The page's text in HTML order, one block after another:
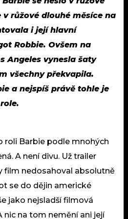
v růžové dlouhé měsíce na
i její hlavní
Robbie. Ovšem na
Angeles vynesla šaty
všechny překvapila.
a nejspíš právě tohle je
roli Barbie podle mnohých
A není divu. Už trailer
film nedosahoval absolutně
se do dějin americké
jako nejsladší filmová
nic na tom nemění ani její